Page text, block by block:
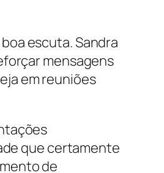
escuta. Sandra
mensagens
em reuniões
que certamente
de